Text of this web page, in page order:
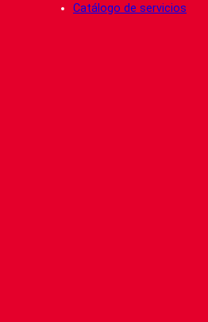
Catálogo de servicios